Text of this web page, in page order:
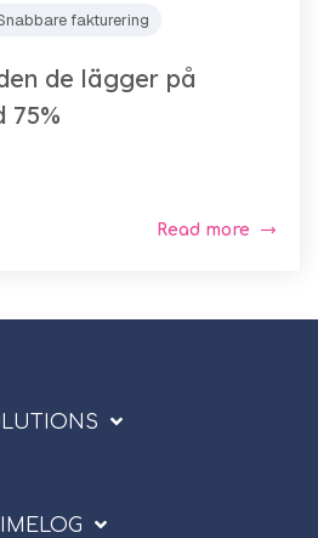
fakturering
de lägger på
75%
Read more